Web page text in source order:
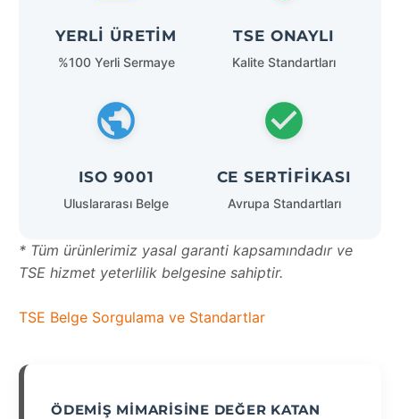
YERLI ÜRETIM
%100 Yerli Sermaye
TSE ONAYLI
Kalite Standartları
ISO 9001
Uluslararası Belge
CE SERTIFIKASI
Avrupa Standartları
* Tüm ürünlerimiz yasal garanti kapsamındadır ve
TSE hizmet yeterlilik belgesine sahiptir.
TSE Belge Sorgulama ve Standartlar
ÖDEMIŞ MIMARISINE DEĞER KATAN